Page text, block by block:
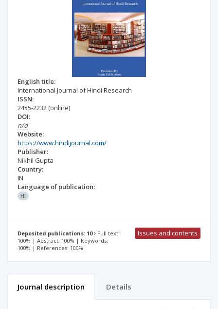
English title:
International Journal of Hindi Research
ISSN:
2455-2232 (online)
DOI:
n/d
Website:
https://www.hindijournal.com/
Publisher:
Nikhil Gupta
Country:
IN
Language of publication:
HI
Deposited publications: 10
Full text:
100% | Abstract: 100% | Keywords:
100% | References: 100%
Issues and contents
Journal description Details